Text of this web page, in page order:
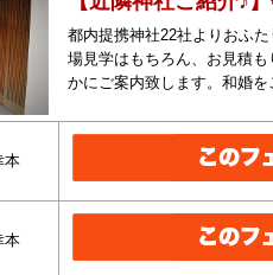
都内提携神社22社よりおふ
場見学はもちろん、お見積
かにご案内致します。和婚を
本
本